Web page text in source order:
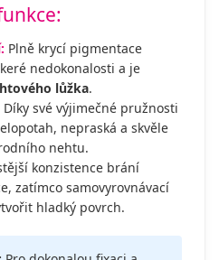
Plně krycí pigmentace
nedokonalosti a je
lůžka.
Díky své výjimečné pružnosti
nepraská a skvěle
nehtu.
konzistence brání
zatímco samovyrovnávací
hladký povrch.